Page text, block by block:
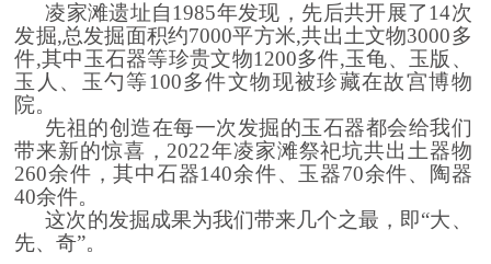
凌家滩遗址自1985年发现，先后共开展了14次
发掘,总发掘面积约7000平方米,共出土文物3000多
件,其中玉石器等珍贵文物1200多件,玉龟、玉版、
玉人、玉勺等100多件文物现被珍藏在故宫博物
院。
先祖的创造在每一次发掘的玉石器都会给我们
带来新的惊喜，2022年凌家滩祭祀坑共出土器物
260余件，其中石器140余件、玉器70余件、陶器
40余件。
这次的发掘成果为我们带来几个之最，即“大、
先、奇”。